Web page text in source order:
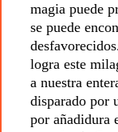
magia puede
se puede
logra este
a nuestra
disparado por
por añadidura